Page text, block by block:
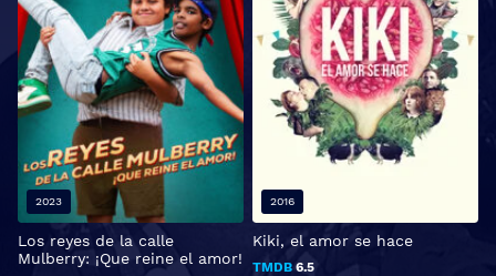
Los reyes de la calle
Mulberry: ¡Que reine el amor!
2023
Kiki, el amor se hace
TMDB 6.5
2016